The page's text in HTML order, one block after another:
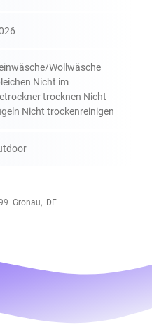
Wollwäsche
Nicht im
trocknen Nicht
Nicht trockenreinigen
Gronau, DE